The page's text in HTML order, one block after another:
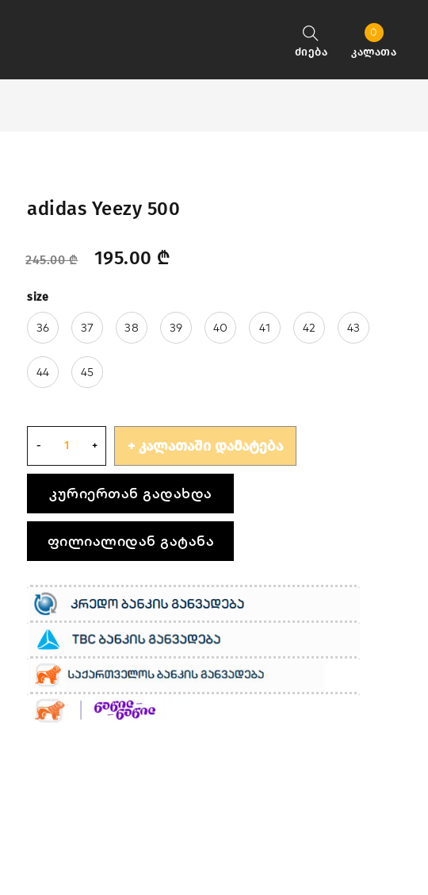
0
კალათა
ძიება
adidas Yeezy 500
245.00₾ 195.00 ₾
size
36 37 38 39 40 41 42 43
44 45
ᲙᲐᲚᲐᲗᲐᲨᲘ ᲓᲐᲛᲐᲢᲔᲑᲐ
კურიერთან გადახდა
ფილიალიდან გატანა